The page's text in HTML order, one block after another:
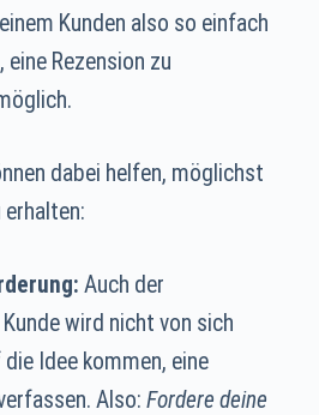
Kunden also so einfach
Rezension zu
dabei helfen, möglichst
erhalten:
Auch der
wird nicht von sich
Idee kommen, eine
Also:Fordere deine